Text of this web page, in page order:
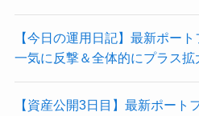
【今日の運用日記】最新ポー
一気に反撃＆全体的にプラス拡
【資産公開3日目】最新ポート